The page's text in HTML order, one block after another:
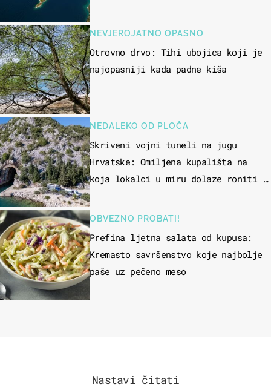
NEVJEROJATNO OPASNO
Otrovno drvo: Tihi ubojica koji je
najopasniji kada padne kiša
NEDALEKO OD PLOČA
Skriveni vojni tuneli na jugu
Hrvatske: Omiljena kupališta na
koja lokalci u miru dolaze roniti i
OBVEZNO PROBATI!
Prefina ljetna salata od kupusa:
Kremasto savršenstvo koje najbolje
paše uz pečeno meso
Nastavi čitati